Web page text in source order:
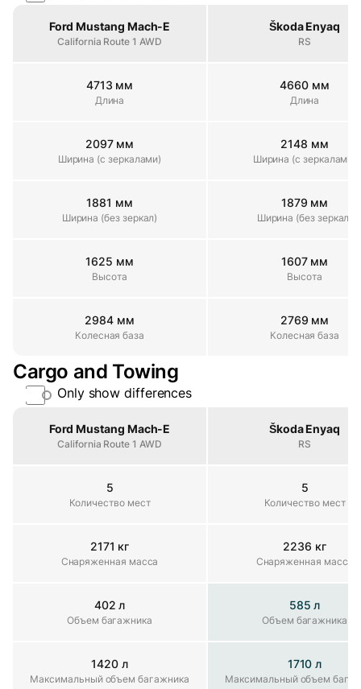
Ford Mustang Mach-E
California Route 1 AWD
Škoda Enyaq
RS
Длина
4713 мм
Длина
4660 мм
Длина
Ширина (с зеркалами)
2097 мм
Ширина (с зеркалами)
2148 мм
Ширина (с зеркалами)
Ширина (без зеркал)
1881 мм
Ширина (без зеркал)
1879 мм
Ширина (без зеркал)
Высота
1625 мм
Высота
1607 мм
Высота
Колесная база
2984 мм
Колесная база
2769 мм
Колесная база
Cargo and Towing
Only show differences
Ford Mustang Mach-E
California Route 1 AWD
Škoda Enyaq
RS
Количество мест
5
Количество мест
5
Количество мест
Снаряженная масса
2171 кг
Снаряженная масса
2236 кг
Снаряженная масса
Объем багажника
402 л
Объем багажника
585 л
Объем багажника
Максимальный объем багажника
1420 л
Максимальный объем багажника
1710 л
Максимальный объем